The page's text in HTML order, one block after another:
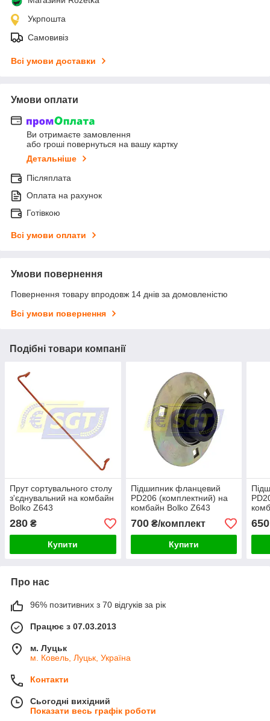
Укрпошта
Самовивіз
Всі умови доставки
Умови оплати
Ви отримаєте замовлення
або гроші повернуться на вашу картку
Детальніше
Післяплата
Оплата на рахунок
Готівкою
Всі умови оплати
Умови повернення
Повернення товару впродовж 14 днів за домовленістю
Всі умови повернення
Подібні товари компанії
Прут сортувального столу
з'єднувальний на комбайн
Bolko Z643
280 ₴
Купити
Підшипник фланцевий
PD206 (комплектний) на
комбайн Bolko Z643
700₴/комплект
Купити
650
Про нас
96% позитивних з 70 відгуків за рік
Працює з 07.03.2013
м. Луцьк
м. Ковель, Луцьк, Україна
Контакти
Сьогодні вихідний
Показати весь графік роботи